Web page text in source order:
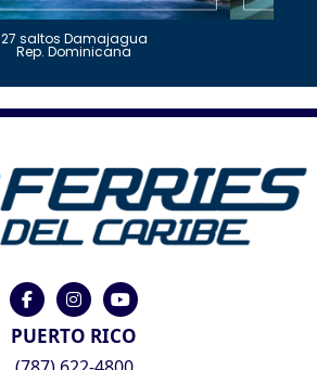
27 saltos Damajagua
Rep. Dominicana
PUERTO RICO